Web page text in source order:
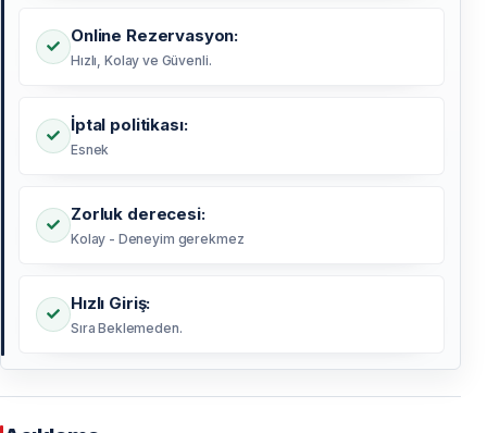
Online Rezervasyon:
Hızlı, Kolay ve Güvenli.
İptal politikası:
Esnek
Zorluk derecesi:
Kolay - Deneyim gerekmez
Hızlı Giriş:
Sıra Beklemeden.